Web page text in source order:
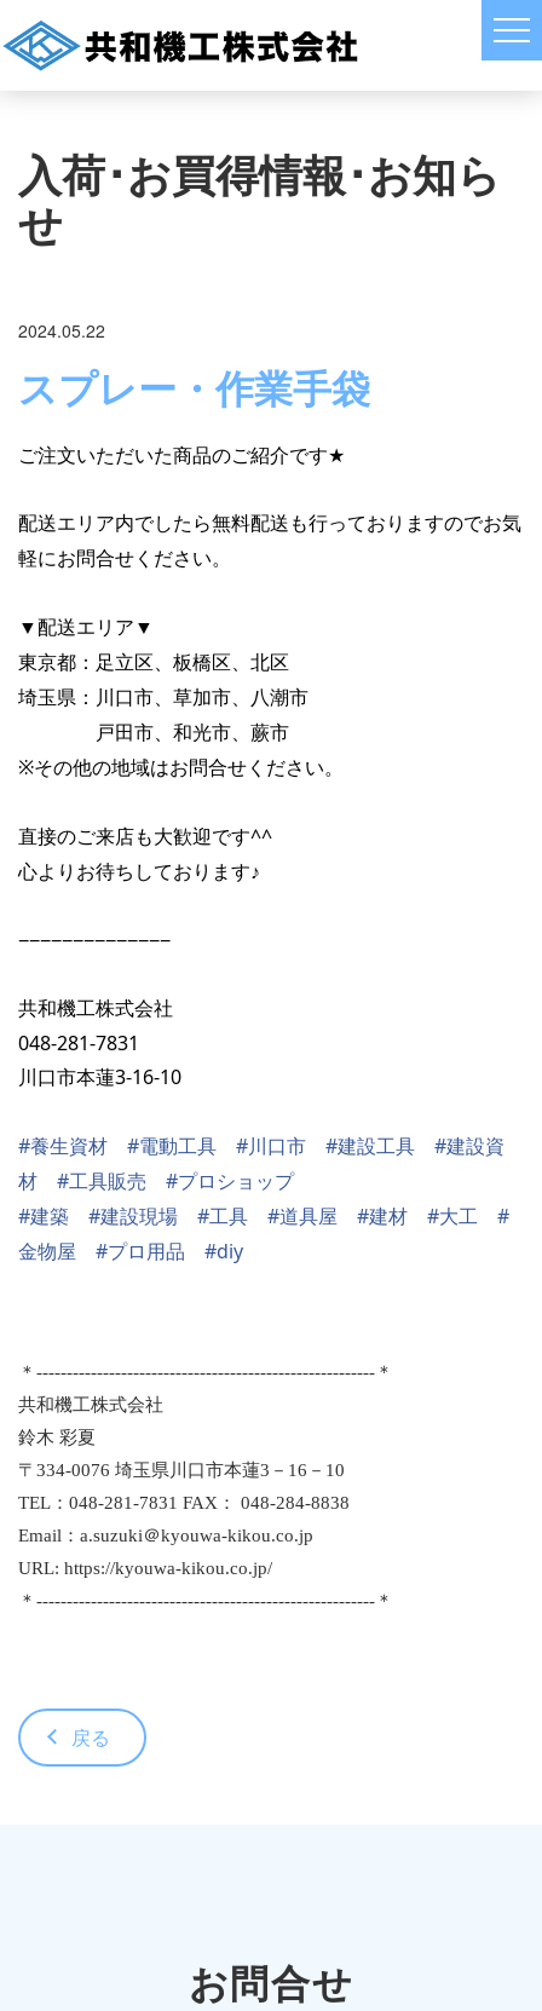
入荷･お買得情報･お知ら
せ
2024.05.22
スプレー・作業手袋
ご注文いただいた商品のご紹介です★
配送エリア内でしたら無料配送も行っておりますのでお気
軽にお問合せください。
▼配送エリア ▼
東京都：足立区、板橋区、北区
埼玉県：川口市、草加市、八潮市
戸田市、和光市、蕨市
※その他の地域はお問合せください。
直接のご来店も大歓迎です^^
心よりお待ちしております♪
−−−−−−−−−−−−−−
共和機工株式会社
048-281-7831
川口市本蓮3-16-10
#養生資材 #電動工具 #川口市 #建設工具 #建設資
材
#工具販売 #プロショップ
#建築 #建設現場 #工具 #道具屋 #建材 #大工 #
金物屋 #プロ用品 #diy
＊ -------------------------------------------------------- ＊
共和機工株式会社
鈴木 彩夏
〒 334-0076 埼玉県川口市本蓮3 － 16 － 10
TEL ： 048-281-7831 FAX ： 048-284-8838
Email ： a.suzuki＠kyouwa-kikou.co.jp
URL: https://kyouwa-kikou.co.jp/
＊ -------------------------------------------------------- ＊
戻る
お問合せ